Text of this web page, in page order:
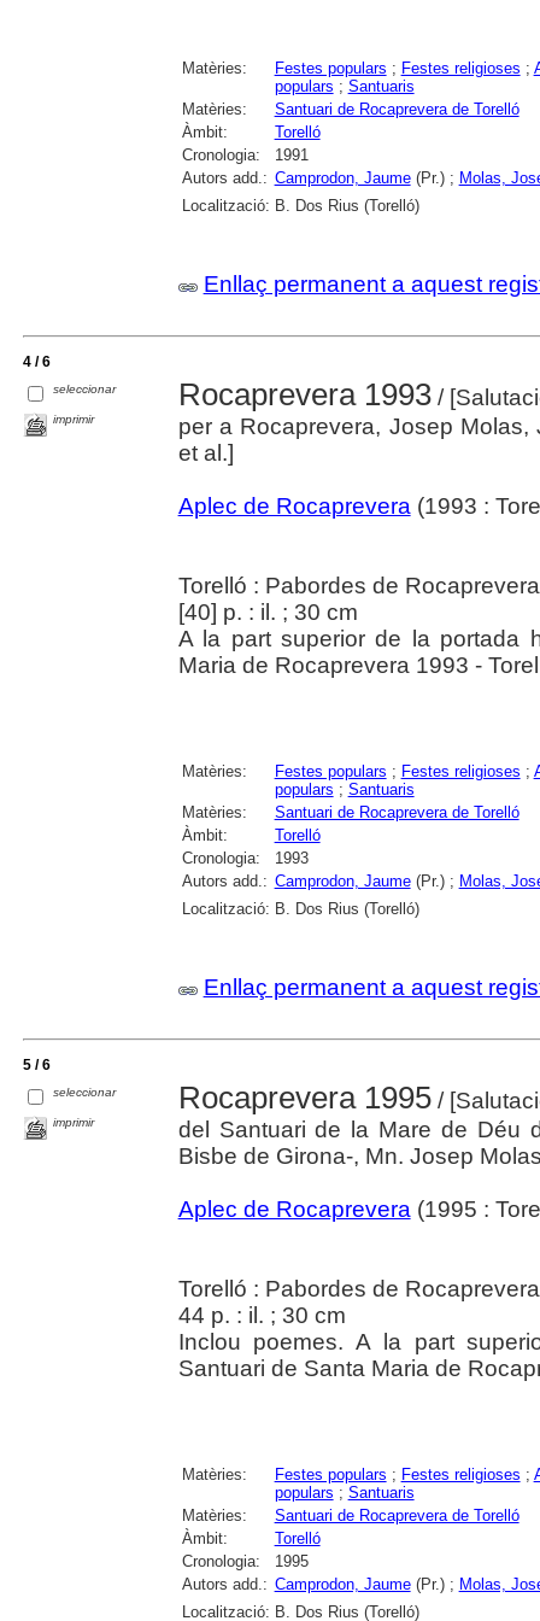
Matèries: Festes populars ; Festes religioses ;
populars ; Santuaris
Matèries:
Santuari de Rocaprevera de Torelló
Àmbit:
Torelló
Cronologia:
1991
Autors add.: Camprodon, Jaume(Pr.) ; Molas,
Localització: B. Dos Rius (Torelló)
Enllaç permanent a aquest
4 / 6
seleccionar
imprimir
Rocaprevera 1993/
per a Rocaprevera, Josep
et al.]
Aplec de Rocaprevera(1993 :
Torelló : Pabordes de
[40] p. : il. ; 30 cm
A la part superior de la portada
Maria de Rocaprevera 1993 -
Matèries: Festes populars ; Festes religioses ;
populars ; Santuaris
Matèries:
Santuari de Rocaprevera de Torelló
Àmbit:
Torelló
Cronologia:
1993
Autors add.: Camprodon, Jaume(Pr.) ; Molas,
Localització: B. Dos Rius (Torelló)
Enllaç permanent a aquest
5 / 6
seleccionar
imprimir
Rocaprevera 1995/
del Santuari de la Mare de Déu
Bisbe de Girona-, Mn. Josep
Aplec de Rocaprevera(1995 :
Torelló : Pabordes de
44 p. : il. ; 30 cm
Inclou poemes. A la part
Santuari de Santa Maria de
Matèries: Festes populars ; Festes religioses ;
populars ; Santuaris
Matèries:
Santuari de Rocaprevera de Torelló
Àmbit:
Torelló
Cronologia:
1995
Autors add.: Camprodon, Jaume(Pr.) ; Molas,
Localització: B. Dos Rius (Torelló)